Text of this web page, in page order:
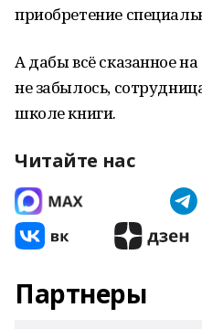
приобретение
А дабы всё сказанное
не забылось,
школе книги.
Читайте нас
Партнеры